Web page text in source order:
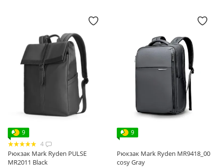
9
4
Рюкзак Mark Ryden PULSE
MR2011 Black
9
Рюкзак Mark Ryden MR9418_00
сosy Gray